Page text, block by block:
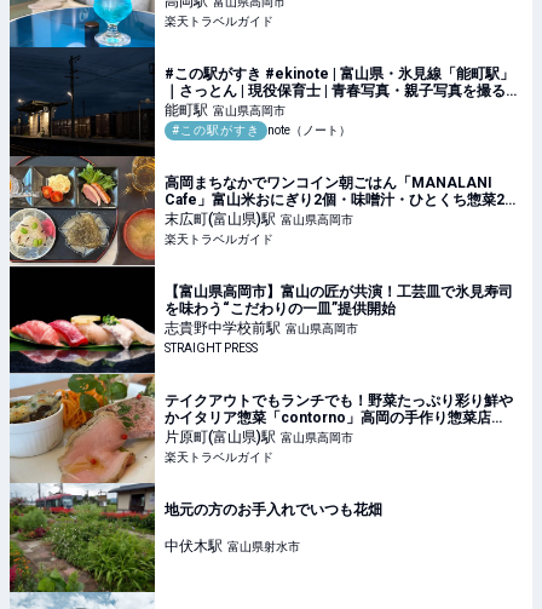
楽天トラベルガイド
#この駅がすき #ekinote | 富山県・氷見線「能町駅」
｜さっとん | 現役保育士 | 青春写真・親子写真を撮る週
末フォトグラファー | Tokyo
能町駅 富山県高岡市
#この駅がすき
note（ノート）
高岡まちなかでワンコイン朝ごはん「MANALANI
Cafe」富山米おにぎり2個・味噌汁・ひとくち惣菜2品
が500円 【楽天トラベル】
末広町(富山県)駅 富山県高岡市
楽天トラベルガイド
【富山県高岡市】富山の匠が共演！工芸皿で氷見寿司
を味わう“こだわりの一皿”提供開始
志貴野中学校前駅 富山県高岡市
STRAIGHT PRESS
テイクアウトでもランチでも！野菜たっぷり彩り鮮や
かイタリア惣菜「contorno」高岡の手作り惣菜店
【楽天トラベル】
片原町(富山県)駅 富山県高岡市
楽天トラベルガイド
地元の方のお手入れでいつも花畑
中伏木駅 富山県射水市